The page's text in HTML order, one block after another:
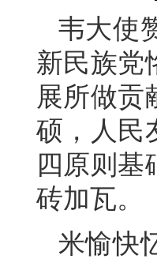
韦大使
新民族党
展所做贡
硕，人民
四原则
砖加瓦。
米愉快